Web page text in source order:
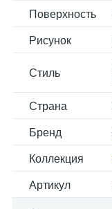
Поверхность
Рисунок
Стиль
Страна
Бренд
Коллекция
Артикул